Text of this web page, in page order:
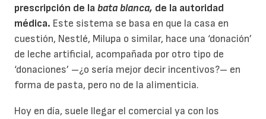
prescripción de la bata blanca, de la autoridad
médica. Este sistema se basa en que la casa en
cuestión, Nestlé, Milupa o similar, hace una ‘donación’
de leche artificial, acompañada por otro tipo de
‘donaciones’ –¿o sería mejor decir incentivos?– en
forma de pasta, pero no de la alimenticia.
Hoy en día, suele llegar el comercial ya con los